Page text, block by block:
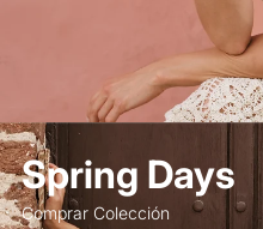
Spring Days
Comprar Colección